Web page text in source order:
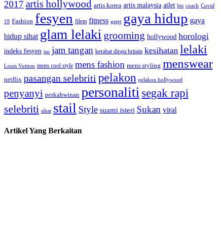
2017 artis hollywood artis korea artis malaysia atlet bts coach Covid
19 Fashion fesyen filem fitness gajet gaya hidup gaya
hidup sihat glam lelaki grooming hollywood horologi
indeks fesyen isu jam tangan kerabat diraja britain kesihatan lelaki
Louis Vuitton mens cool style mens fashion mens styling menswear
netflix pasangan selebriti pelakon pelakon hollywood
penyanyi perkahwinan personaliti segak rapi
selebriti sihat stail Style suami isteri Sukan viral
Artikel Yang Berkaitan